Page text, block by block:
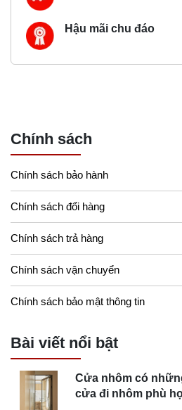
Hậu mãi chu đáo
Chính sách
Chính sách bảo hành
Chính sách đổi hàng
Chính sách trả hàng
Chính sách vận chuyển
Chính sách bảo mật thông tin
Bài viết nổi bật
Cửa nhôm có
cửa đi nhôm phù